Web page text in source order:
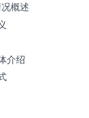
概述
介绍